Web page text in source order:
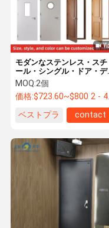
モダンなステンレス・スチ
ール・シングル・ドア・デ
ザイン ステンレス・サウン
ド・インスール・ドア
MOQ:2個
価格:$723.60~$800 2 - 49 pieces, $638.80 50~$720 99 pieces , 100 - 199 pieces $621.7
ベストプラ
contact